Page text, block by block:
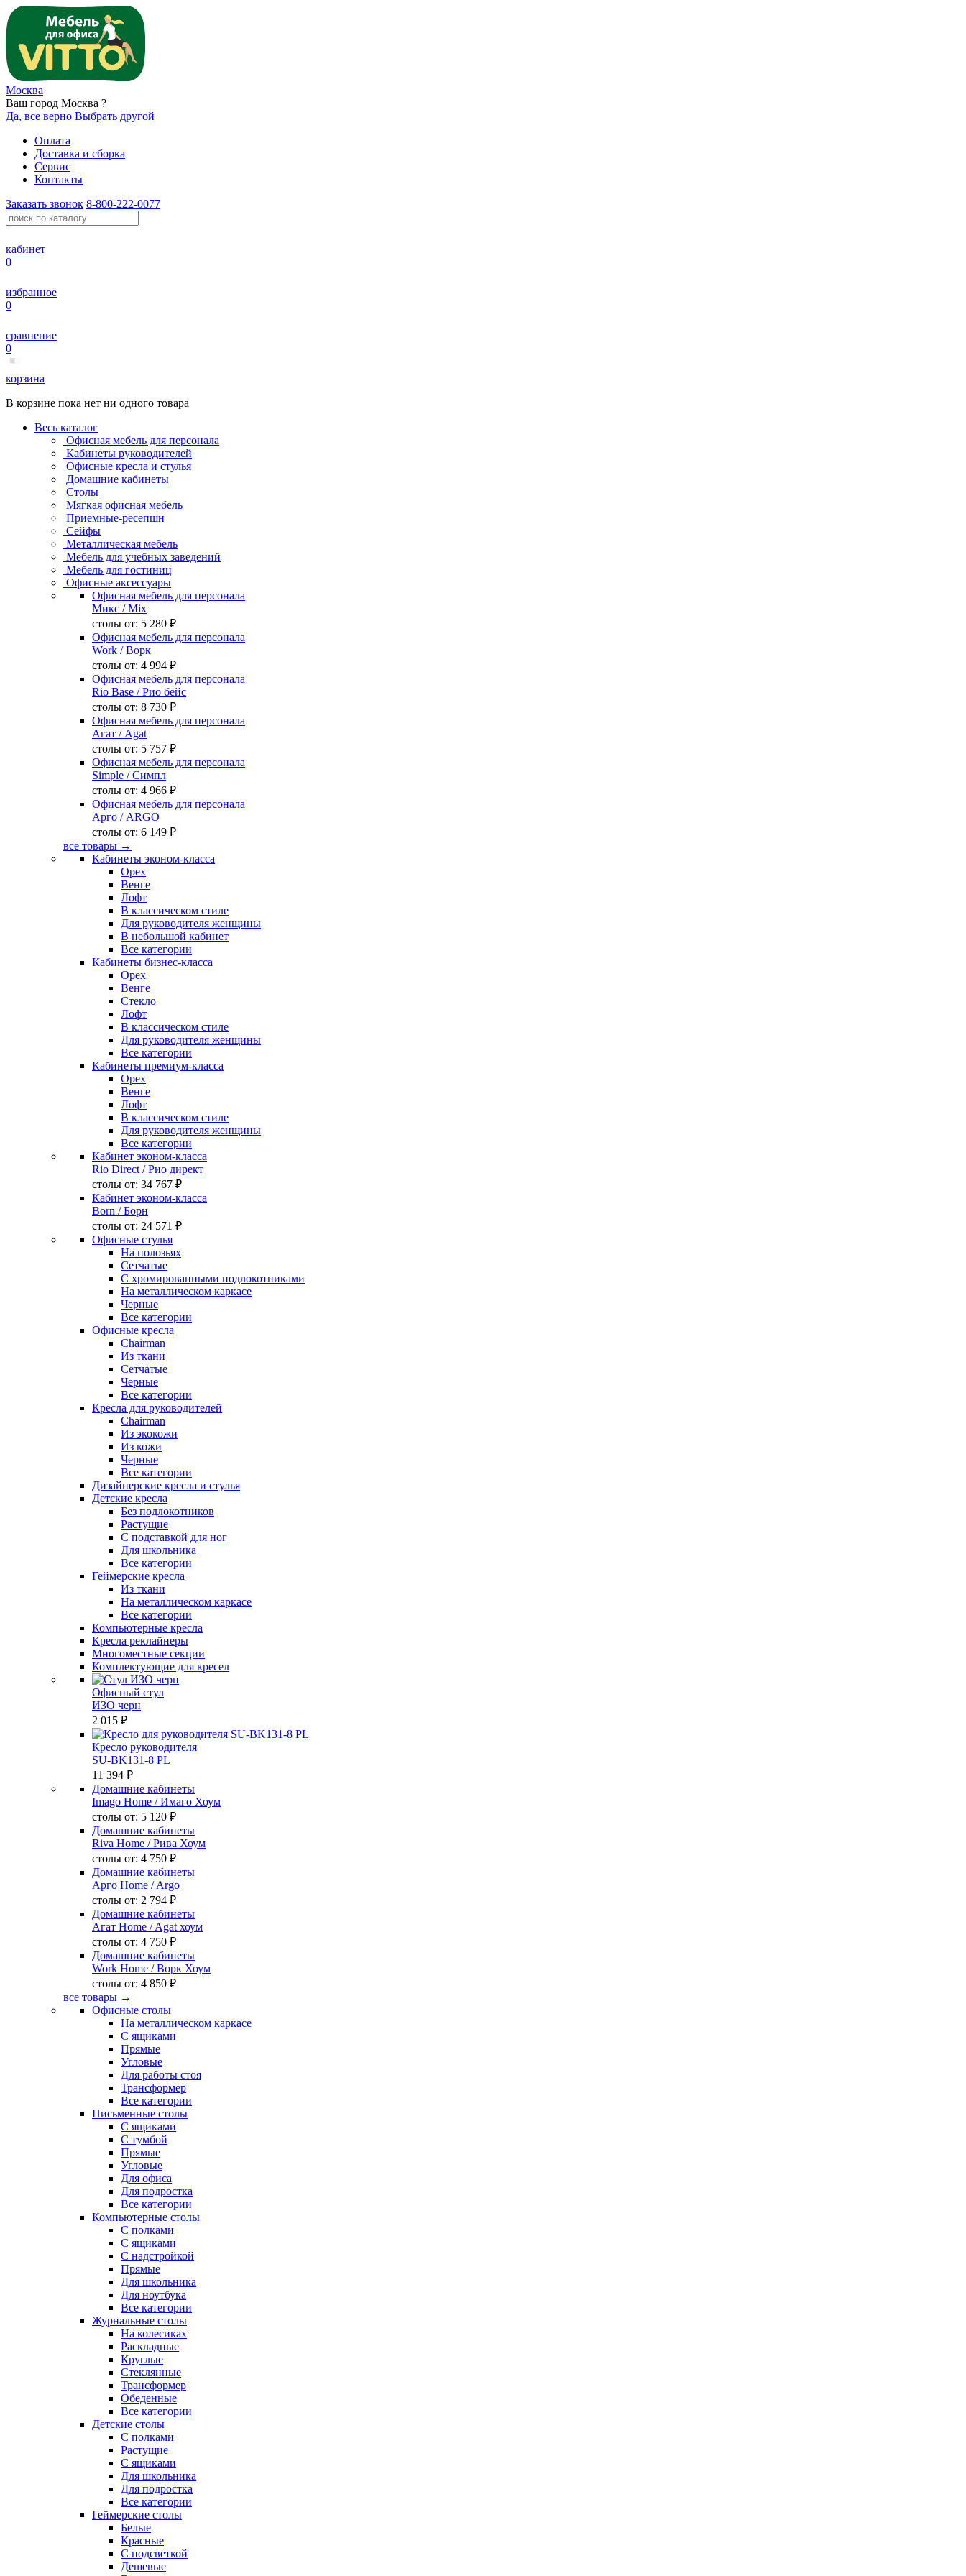
Москва
Ваш город Москва ?
Да, все верно Выбрать другой
Оплата
Доставка и сборка
Сервис
Контакты
Заказать звонок 8-800-222-0077
кабинет
0
избранное
0
сравнение
0
корзина
В корзине пока нет ни одного товара
Весь каталог
Офисная мебель для персонала
Кабинеты руководителей
Офисные кресла и стулья
Домашние кабинеты
Столы
Мягкая офисная мебель
Приемные-ресепшн
Сейфы
Металлическая мебель
Мебель для учебных заведений
Мебель для гостиниц
Офисные аксессуары
Офисная мебель для персонала
Микс / Mix
столы от: 5 280 ₽
Офисная мебель для персонала
Work / Ворк
столы от: 4 994 ₽
Офисная мебель для персонала
Rio Base / Рио бейс
столы от: 8 730 ₽
Офисная мебель для персонала
Агат / Agat
столы от: 5 757 ₽
Офисная мебель для персонала
Simple / Симпл
столы от: 4 966 ₽
Офисная мебель для персонала
Арго / ARGO
столы от: 6 149 ₽
все товары →
Кабинеты эконом-класса
Орех
Венге
Лофт
В классическом стиле
Для руководителя женщины
В небольшой кабинет
Все категории
Кабинеты бизнес-класса
Орех
Венге
Стекло
Лофт
В классическом стиле
Для руководителя женщины
Все категории
Кабинеты премиум-класса
Орех
Венге
Лофт
В классическом стиле
Для руководителя женщины
Все категории
Кабинет эконом-класса
Rio Direct / Рио директ
столы от: 34 767 ₽
Кабинет эконом-класса
Born / Борн
столы от: 24 571 ₽
Офисные стулья
На полозьях
Сетчатые
С хромированными подлокотниками
На металлическом каркасе
Черные
Все категории
Офисные кресла
Chairman
Из ткани
Сетчатые
Черные
Все категории
Кресла для руководителей
Chairman
Из экокожи
Из кожи
Черные
Все категории
Дизайнерские кресла и стулья
Детские кресла
Без подлокотников
Растущие
С подставкой для ног
Для школьника
Все категории
Геймерские кресла
Из ткани
На металлическом каркасе
Все категории
Компьютерные кресла
Кресла реклайнеры
Многоместные секции
Комплектующие для кресел
Офисный стул
ИЗО черн
2 015 ₽
Кресло руководителя
SU-BK131-8 PL
11 394 ₽
Домашние кабинеты
Imago Home / Имаго Хоум
столы от: 5 120 ₽
Домашние кабинеты
Riva Home / Рива Хоум
столы от: 4 750 ₽
Домашние кабинеты
Арго Home / Argo
столы от: 2 794 ₽
Домашние кабинеты
Агат Home / Agat хоум
столы от: 4 750 ₽
Домашние кабинеты
Work Home / Ворк Хоум
столы от: 4 850 ₽
все товары →
Офисные столы
На металлическом каркасе
С ящиками
Прямые
Угловые
Для работы стоя
Трансформер
Все категории
Письменные столы
С ящиками
С тумбой
Прямые
Угловые
Для офиса
Для подростка
Все категории
Компьютерные столы
С полками
С ящиками
С надстройкой
Прямые
Для школьника
Для ноутбука
Все категории
Журнальные столы
На колесиках
Раскладные
Круглые
Стеклянные
Трансформер
Обеденные
Все категории
Детские столы
С полками
Растущие
С ящиками
Для школьника
Для подростка
Все категории
Геймерские столы
Белые
Красные
С подсветкой
Дешевые